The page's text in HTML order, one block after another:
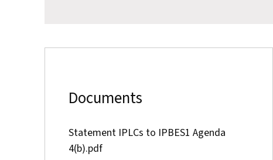
Documents
Statement IPLCs to IPBES1 Agenda
4(b).pdf